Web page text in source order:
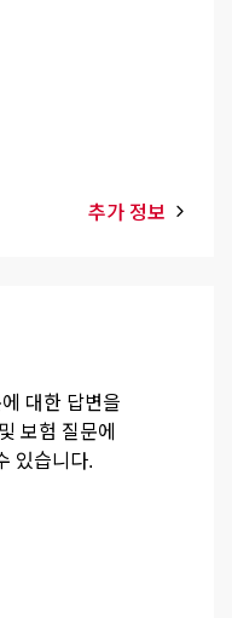
추가 정보
대한 답변을
보험 질문에
있습니다.